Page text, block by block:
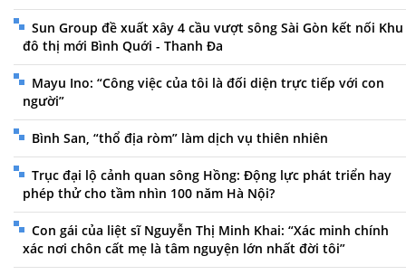
Sun Group đề xuất xây 4 cầu vượt sông Sài Gòn kết nối Khu
đô thị mới Bình Quới - Thanh Đa
Mayu Ino: “Công việc của tôi là đối diện trực tiếp với con
người”
Bình San, “thổ địa ròm” làm dịch vụ thiên nhiên
Trục đại lộ cảnh quan sông Hồng: Động lực phát triển hay
phép thử cho tầm nhìn 100 năm Hà Nội?
Con gái của liệt sĩ Nguyễn Thị Minh Khai: “Xác minh chính
xác nơi chôn cất mẹ là tâm nguyện lớn nhất đời tôi”